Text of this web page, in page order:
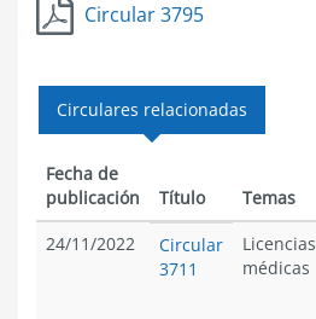
Circular 3795
Circulares relacionadas
Fecha de
publicación
Título Temas
24/11/2022
Circular
3711
Licencias
médicas